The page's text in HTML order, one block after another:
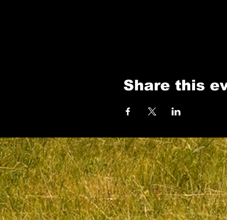
Share this